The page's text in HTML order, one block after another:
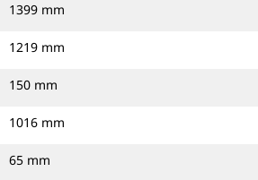
1399 mm
1219 mm
150 mm
1016 mm
65 mm